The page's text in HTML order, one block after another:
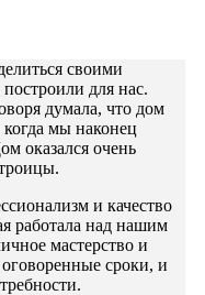
своими
для нас.
думала, что дом
мы наконец
оказался очень
и качество
работала над нашим
мастерство и
сроки, и